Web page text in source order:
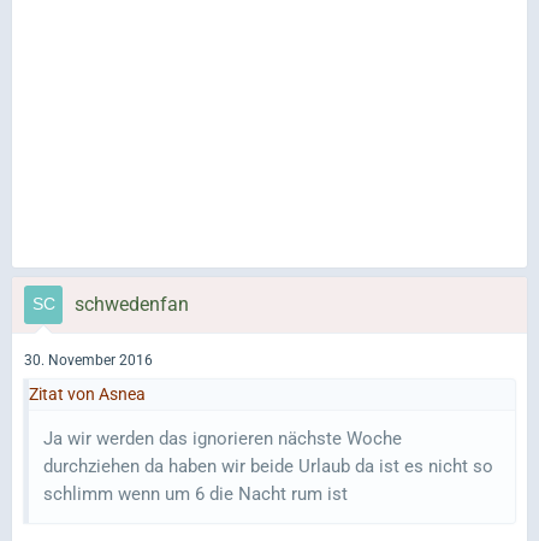
schwedenfan
30. November 2016
Zitat von Asnea
Ja wir werden das ignorieren nächste Woche
durchziehen da haben wir beide Urlaub da ist es nicht so
schlimm wenn um 6 die Nacht rum ist